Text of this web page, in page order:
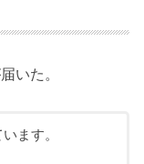
いた。
ます。